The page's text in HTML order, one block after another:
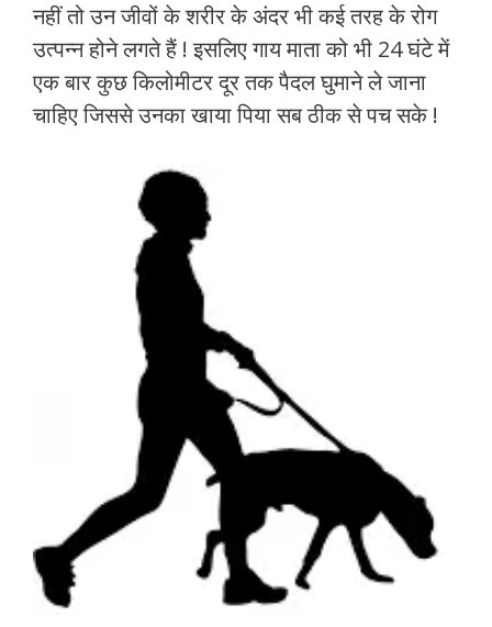
नहीं तो उन जीवों के शरीर के अंदर भी कई तरह के रोग
उत्पन्न होने लगते हैं ! इसलिए गाय माता को भी 24 घंटे में
एक बार कुछ किलोमीटर दूर तक पैदल घुमाने ले जाना
चाहिए जिससे उनका खाया पिया सब ठीक से पच सके !